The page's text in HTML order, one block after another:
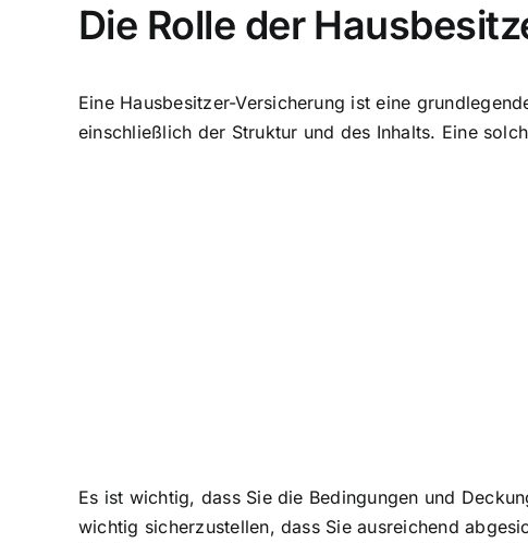
Die Rolle der
Eine Hausbesitzer-Versicherung ist eine
einschließlich der Struktur und des Inhalts. Eine
Es ist wichtig, dass Sie die Bedingungen und
wichtig sicherzustellen, dass Sie ausreichend